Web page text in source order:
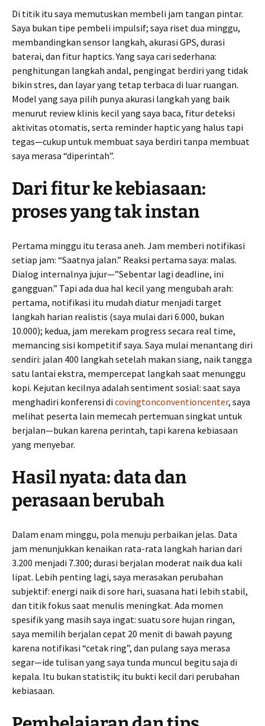
Di titik itu saya memutuskan membeli jam tangan pintar.
Saya bukan tipe pembeli impulsif; saya riset dua minggu,
membandingkan sensor langkah, akurasi GPS, durasi
baterai, dan fitur haptics. Yang saya cari sederhana:
penghitungan langkah andal, pengingat berdiri yang tidak
bikin stres, dan layar yang tetap terbaca di luar ruangan.
Model yang saya pilih punya akurasi langkah yang baik
menurut review klinis kecil yang saya baca, fitur deteksi
aktivitas otomatis, serta reminder haptic yang halus tapi
tegas—cukup untuk membuat saya berdiri tanpa membuat
saya merasa “diperintah”.
Dari fitur ke kebiasaan:
proses yang tak instan
Pertama minggu itu terasa aneh. Jam memberi notifikasi
setiap jam: “Saatnya jalan.” Reaksi pertama saya: malas.
Dialog internalnya jujur—”Sebentar lagi deadline, ini
gangguan.” Tapi ada dua hal kecil yang mengubah arah:
pertama, notifikasi itu mudah diatur menjadi target
langkah harian realistis (saya mulai dari 6.000, bukan
10.000); kedua, jam merekam progress secara real time,
memancing sisi kompetitif saya. Saya mulai menantang diri
sendiri: jalan 400 langkah setelah makan siang, naik tangga
satu lantai ekstra, mempercepat langkah saat menunggu
kopi. Kejutan kecilnya adalah sentiment sosial: saat saya
menghadiri konferensi di covingtonconventioncenter, saya
melihat peserta lain memecah pertemuan singkat untuk
berjalan—bukan karena perintah, tapi karena kebiasaan
yang menyebar.
Hasil nyata: data dan
perasaan berubah
Dalam enam minggu, pola menuju perbaikan jelas. Data
jam menunjukkan kenaikan rata-rata langkah harian dari
3.200 menjadi 7.300; durasi berjalan moderat naik dua kali
lipat. Lebih penting lagi, saya merasakan perubahan
subjektif: energi naik di sore hari, suasana hati lebih stabil,
dan titik fokus saat menulis meningkat. Ada momen
spesifik yang masih saya ingat: suatu sore hujan ringan,
saya memilih berjalan cepat 20 menit di bawah payung
karena notifikasi “cetak ring”, dan pulang saya merasa
segar—ide tulisan yang saya tunda muncul begitu saja di
kepala. Itu bukan statistik; itu bukti kecil dari perubahan
kebiasaan.